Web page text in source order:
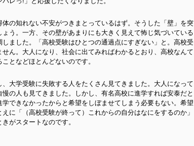
の知れない不安がつきまとっているはず。そうした「壁」を突
う。一方、その壁があまりにも大きく見えて怖じ気づいている
ました。「高校受験はひとつの通過点にすぎない」と。高校受
ん。大人になり、社会に出てみればわかるとおり、高校なんて
となどほとんどないのです。
、大学受験に失敗する人をたくさん見てきました。大人になって
の人も見てきました。しかし、有名高校に進学すれば安泰だと
できなかったからと希望をしぼませてしまう必要もない。希望
に「（高校受験が終って）これからの自分はなにをするのか」
がスタートなのです。